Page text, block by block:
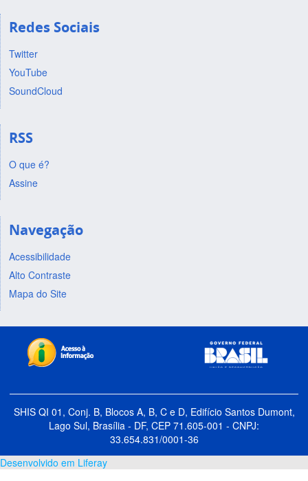
Redes Sociais
Twitter
YouTube
SoundCloud
RSS
O que é?
Assine
Navegação
Acessibilidade
Alto Contraste
Mapa do Site
SHIS QI 01, Conj. B, Blocos A, B, C e D, Edifício Santos Dumont,
Lago Sul, Brasília - DF, CEP 71.605-001 - CNPJ:
33.654.831/0001-36
Desenvolvido em Liferay